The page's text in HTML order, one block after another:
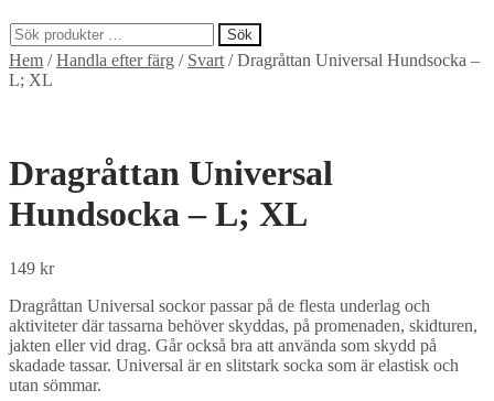
Sök
efter:
Sök
Hem /Handla efter färg / Svart /Dragråttan Universal Hundsocka –
L; XL
Dragråttan Universal
Hundsocka – L; XL
149 kr
Dragråttan Universal sockor passar på de flesta underlag och
aktiviteter där tassarna behöver skyddas, på promenaden, skidturen,
jakten eller vid drag. Går också bra att använda som skydd på
skadade tassar. Universal är en slitstark socka som är elastisk och
utan sömmar.